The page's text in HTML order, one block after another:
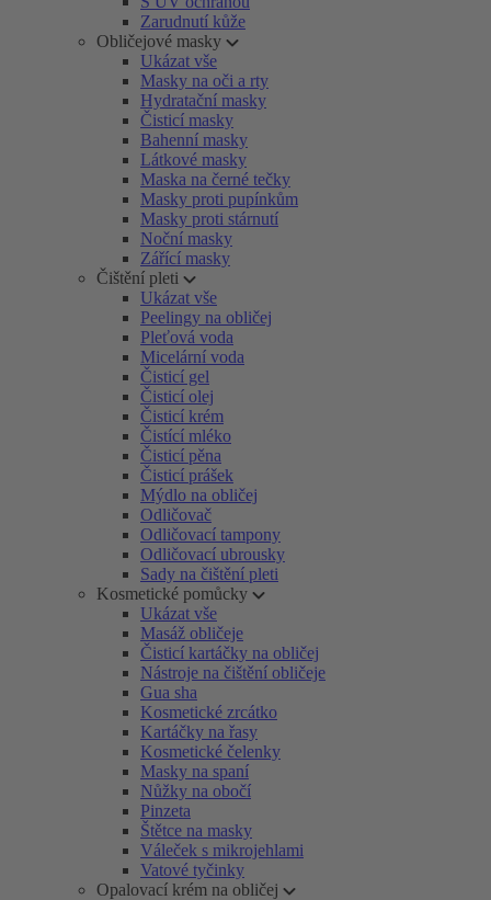
Zarudnutí kůže
Obličejové masky
Ukázat vše
Masky na oči a rty
Hydratační masky
Čisticí masky
Bahenní masky
Látkové masky
Maska na černé tečky
Masky proti pupínkům
Masky proti stárnutí
Noční masky
Zářící masky
Čištění pleti
Ukázat vše
Peelingy na obličej
Pleťová voda
Micelární voda
Čisticí gel
Čisticí olej
Čisticí krém
Čistící mléko
Čisticí pěna
Čisticí prášek
Mýdlo na obličej
Odličovač
Odličovací tampony
Odličovací ubrousky
Sady na čištění pleti
Kosmetické pomůcky
Ukázat vše
Masáž obličeje
Čisticí kartáčky na obličej
Nástroje na čištění obličeje
Gua sha
Kosmetické zrcátko
Kartáčky na řasy
Kosmetické čelenky
Masky na spaní
Nůžky na obočí
Pinzeta
Štětce na masky
Váleček s mikrojehlami
Vatové tyčinky
Opalovací krém na obličej